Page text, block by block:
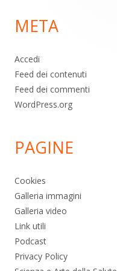
pagina
META
Accedi
Feed dei contenuti
Feed dei commenti
WordPress.org
PAGINE
Cookies
Galleria immagini
Galleria video
Link utili
Podcast
Privacy Policy